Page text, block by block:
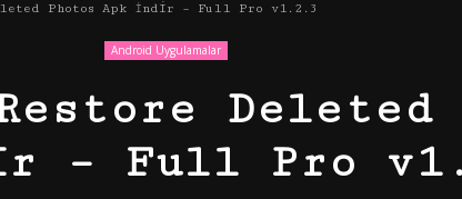
Photos Apk İndir – Full Pro v1.2.3
Android Uygulamalar
Deleted
– Full Pro